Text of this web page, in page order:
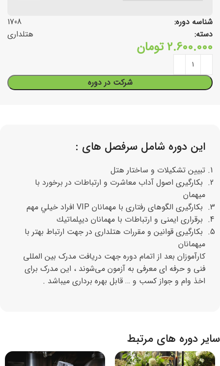
شناسه دوره:
1708
دسته:
هتلداری
2.600.000تومان
شرکت در دوره
این دوره شامل سرفصل های :
تبيين تشكيلات و ساختار هتل
بكارگيری اصول آداب معاشرت و ارتباطات در برخورد با
ميهمان
بكارگيری الگوهای رفتاری با مهمانان VIP افراد خيلي مهم
برقراری ايمنی و ارتباطات با مهمانان ديپلماتيك
بكارگيری قوانين و مقررات هتلداری در جهت ارتباط بهتر با
ميهمانان
کارآموزان بعد از اتمام دوره جهت دریافت مدرک بین المللی
فنی و حرفه ای معرفی به آزمون می‌شوند ، این مدرک برای
اخذ وام و جواز کسب و … قابل بهره برداری میباشد .
سایر دوره های مرتبط